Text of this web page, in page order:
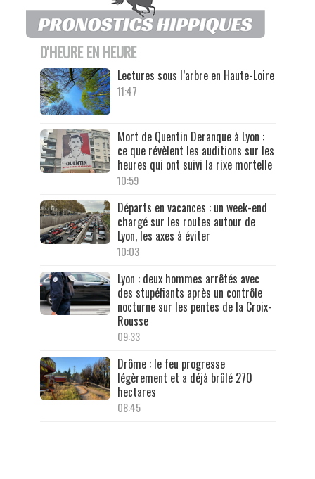
D'HEURE EN HEURE
Lectures sous l’arbre en Haute-Loire
11:47
Mort de Quentin Deranque à Lyon :
ce que révèlent les auditions sur les
heures qui ont suivi la rixe mortelle
10:59
Départs en vacances : un week-end
chargé sur les routes autour de
Lyon, les axes à éviter
10:03
Lyon : deux hommes arrêtés avec
des stupéfiants après un contrôle
nocturne sur les pentes de la Croix-
Rousse
09:33
Drôme : le feu progresse
légèrement et a déjà brûlé 270
hectares
08:45